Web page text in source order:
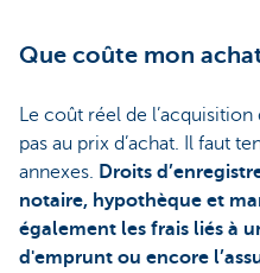
Que coûte mon
Le coût réel de
pas au prix d’achat. Il faut
annexes.
Droits
notaire, hypothèque et
également les frais liés à
d'emprunt ou encore